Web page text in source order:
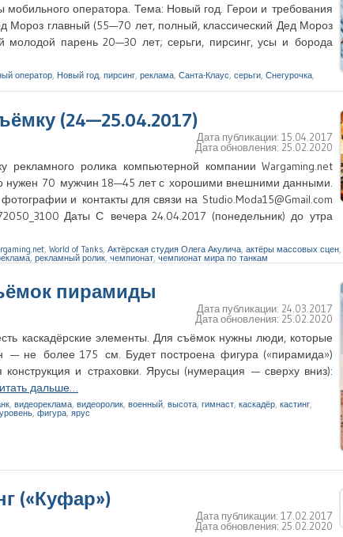
оператора. Тема: Новый год. Герои и требования
Мороз главный (55—70 лет, полный, классический Дед Мороз
парень 20—30 лет; серьги, пирсинг, усы и борода
оператор Новый год пирсинг реклама Санта-Клаус серьги Снегурочка
(24—25.04.2017)
Дата публикации:15.04.2017
Дата обновления: 25.02.2020
ролика компьютерной компании Wargaming.net
нужен 70 мужчин 18—45 лет с хорошими внешними данными.
и контакты для связи на Studio.Moda15@Gmail.com
Даты С вечера 24.04.2017 (понедельник) до утра
World of Tanks Актёрская студия Олега Акулича актёры массовых сцен
рекламный ролик чемпионат чемпионат мира по танкам
пирамиды
Дата публикации: 24.03.2017
Дата обновления: 25.02.2020
каскадёрские элементы. Для съёмок нужны люди, которые
не более 175 см. Будет построена фигура («пирамида»)
и страховки. Ярусы (нумерация — сверху вниз):
дальше…
видеореклама видеоролик военный высота гимнаст каскадёр кастинг
уровень фигура ярус
(«Куфар»)
Дата публикации:17.02.2017
Дата обновления: 25.02.2020